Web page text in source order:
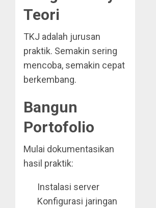
Teori
TKJ adalah jurusan
praktik. Semakin sering
mencoba, semakin cepat
berkembang.
Bangun
Portofolio
Mulai dokumentasikan
hasil praktik:
Instalasi server
Konfigurasi jaringan